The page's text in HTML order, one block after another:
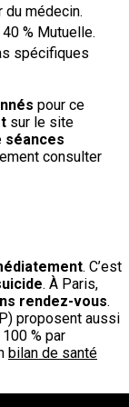
médecin.
% Mutuelle.
spécifiques
pour ce
sur le site
séances
consulter
. C’est
. À Paris,
rendez-vous.
proposent aussi
% par
bilan de santé